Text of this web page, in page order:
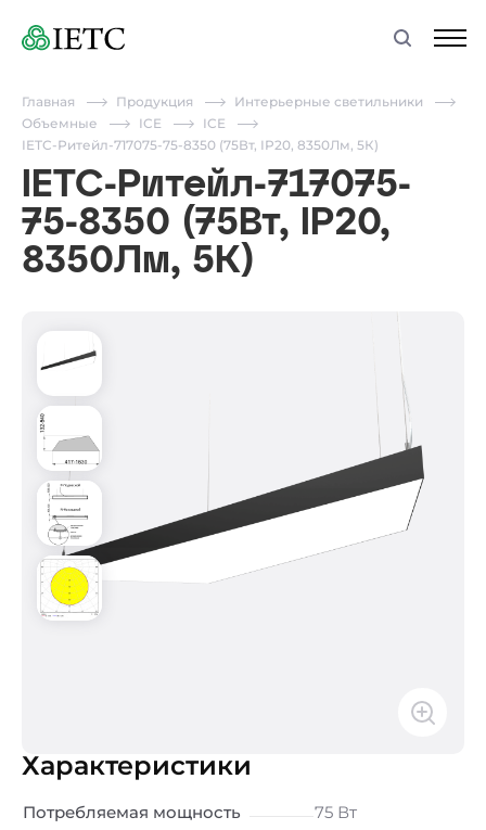
Главная Продукция
Интерьерные светильники
Объемные
ICE
ICE
IETC-Ритейл-717075-75-8350 (75Вт, IP20, 8350Лм, 5К)
IETC-Ритейл-717075-
75-8350 (75Вт, IP20,
8350Лм, 5К)
Характеристики
Потребляемая мощность
75 Вт